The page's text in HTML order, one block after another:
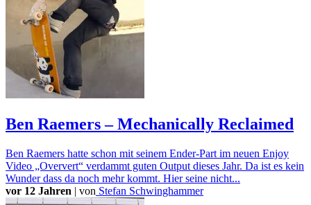
Ben Raemers – Mechanically Reclaimed
Ben Raemers hatte schon mit seinem Ender-Part im neuen Enjoy
Video „Oververt“ verdammt guten Output dieses Jahr. Da ist es kein
Wunder dass da noch mehr kommt. Hier seine nicht...
vor 12 Jahren | von Stefan Schwinghammer